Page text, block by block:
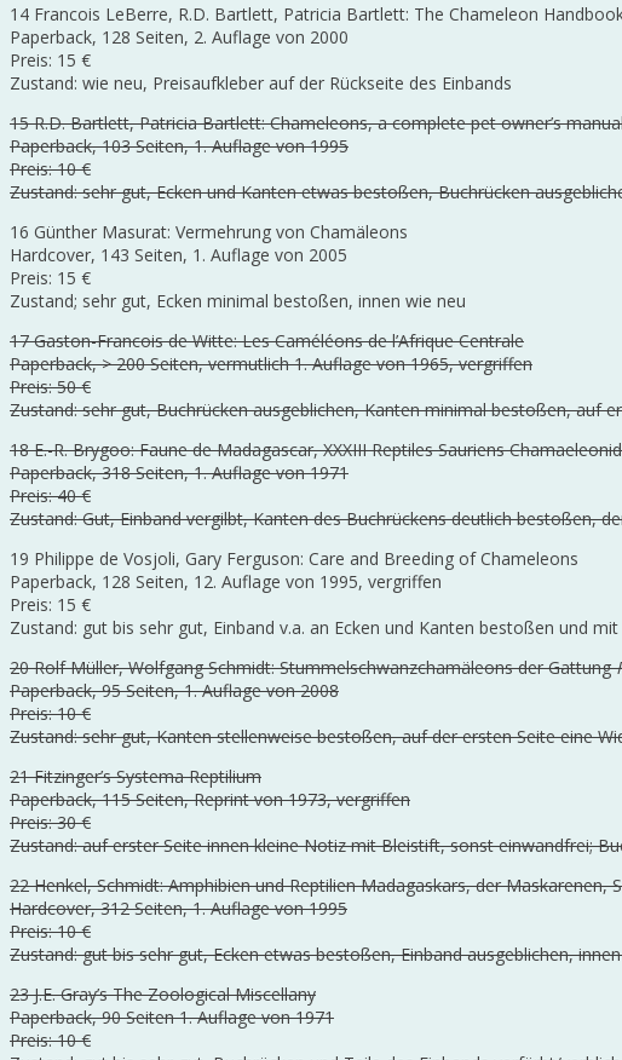
14 Francois LeBerre, R.D. Bartlett, Patricia Bartlett: The Chameleon
Paperback, 128 Seiten, 2. Auflage von 2000
Preis: 15 €
Zustand: wie neu, Preisaufkleber auf der Rückseite des Einbands
15 R.D. Bartlett, Patricia Bartlett: Chameleons, a complete pet owner’s
Paperback, 103 Seiten, 1. Auflage von 1995
Preis: 10 €
Zustand: sehr gut, Ecken und Kanten etwas bestoßen, Buchrücken
16 Günther Masurat: Vermehrung von Chamäleons
Hardcover, 143 Seiten, 1. Auflage von 2005
Preis: 15 €
Zustand; sehr gut, Ecken minimal bestoßen, innen wie neu
17 Gaston-Francois de Witte: Les Caméléons de l’Afrique Centrale
Paperback, > 200 Seiten, vermutlich 1. Auflage von 1965, vergriffen
Preis: 50 €
Zustand: sehr gut, Buchrücken ausgeblichen, Kanten minimal bestoßen, auf
18 E.-R. Brygoo: Faune de Madagascar, XXXIII Reptiles Sauriens
Paperback, 318 Seiten, 1. Auflage von 1971
Preis: 40 €
Zustand: Gut, Einband vergilbt, Kanten des Buchrückens deutlich bestoßen,
19 Philippe de Vosjoli, Gary Ferguson: Care and Breeding of Chameleons
Paperback, 128 Seiten, 12. Auflage von 1995, vergriffen
Preis: 15 €
Zustand: gut bis sehr gut, Einband v.a. an Ecken und Kanten bestoßen und
20 Rolf Müller, Wolfgang Schmidt: Stummelschwanzchamäleons der Gattung
Paperback, 95 Seiten, 1. Auflage von 2008
Preis: 10 €
Zustand: sehr gut, Kanten stellenweise bestoßen, auf der ersten Seite eine
21 Fitzinger’s Systema Reptilium
Paperback, 115 Seiten, Reprint von 1973, vergriffen
Preis: 30 €
Zustand: auf erster Seite innen kleine Notiz mit Bleistift, sonst einwandfrei;
22 Henkel, Schmidt: Amphibien und Reptilien Madagaskars, der Maskarenen,
Hardcover, 312 Seiten, 1. Auflage von 1995
Preis: 10 €
Zustand: gut bis sehr gut, Ecken etwas bestoßen, Einband ausgeblichen,
23 J.E. Gray’s The Zoological Miscellany
Paperback, 90 Seiten 1. Auflage von 1971
Preis: 10 €